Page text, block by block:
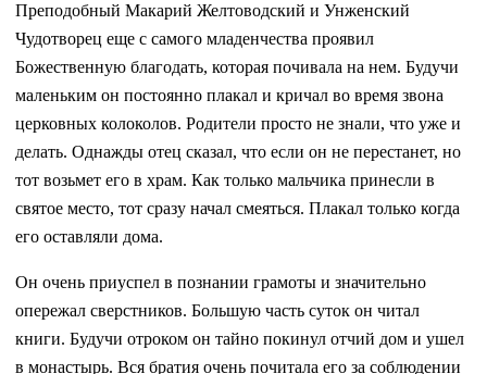
Преподобный Макарий Желтоводский и Унженский
Чудотворец еще с самого младенчества проявил
Божественную благодать, которая почивала на нем. Будучи
маленьким он постоянно плакал и кричал во время звона
церковных колоколов. Родители просто не знали, что уже и
делать. Однажды отец сказал, что если он не перестанет, но
тот возьмет его в храм. Как только мальчика принесли в
святое место, тот сразу начал смеяться. Плакал только когда
его оставляли дома.
Он очень приуспел в познании грамоты и значительно
опережал сверстников. Большую часть суток он читал
книги. Будучи отроком он тайно покинул отчий дом и ушел
в монастырь. Вся братия очень почитала его за соблюдении